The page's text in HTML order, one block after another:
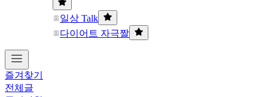
일상 Talk
다이어트 자극짤
즐겨찾기
전체글